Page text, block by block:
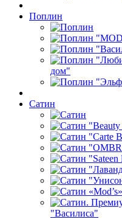
Поплин
дом"
Сатин
"Василиса"